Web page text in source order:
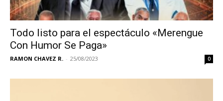
Todo listo para el espectáculo «Merengue
Con Humor Se Paga»
RAMON CHAVEZ R. - 25/08/2023 0